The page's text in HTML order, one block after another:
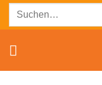
ZumSuchen